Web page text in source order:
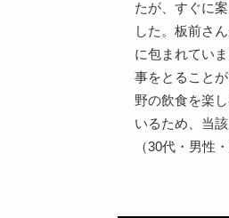
たが、すぐに
した。板前さ
に包まれてい
事をとること
野の飲食を楽
いるため、当
（30代・男性